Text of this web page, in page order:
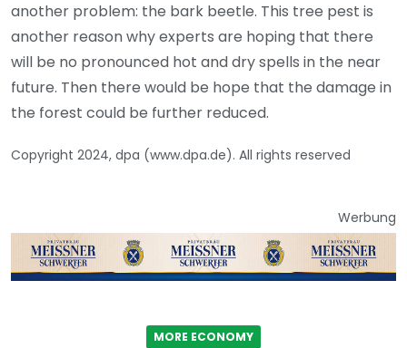
another problem: the bark beetle. This tree pest is
another reason why experts are hoping that there
will be no pronounced hot and dry spells in the near
future. Then there would be hope that the damage in
the forest could be further reduced.
Copyright 2024, dpa (www.dpa.de). All rights reserved
Werbung
MORE ECONOMY